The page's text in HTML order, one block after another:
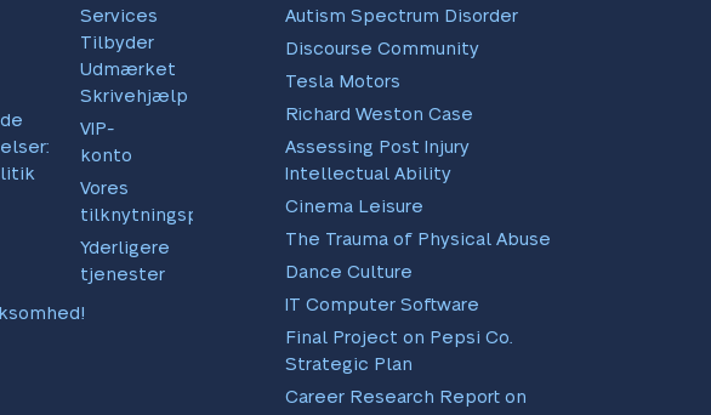
Services
Tilbyder
Udmærket
Skrivehjælp
VIP-
konto
Vores
tilknytningsprogram
Yderligere
tjenester
Autism Spectrum Disorder
Discourse Community
Tesla Motors
Richard Weston Case
Assessing Post Injury
Intellectual Ability
Cinema Leisure
The Trauma of Physical Abuse
Dance Culture
IT Computer Software
Final Project on Pepsi Co.
Strategic Plan
Career Research Report on